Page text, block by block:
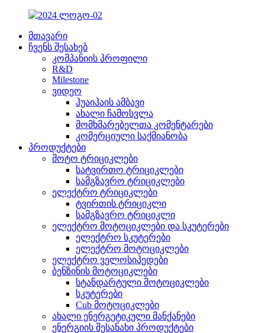
მთავარი
ჩვენს შესახებ
კომპანიის პროფილი
R&D
Milestone
ვიდეო
ჰუაიჰაის ამბავი
ახალი ჩამოსვლა
მომხმარებელთა კომენტარები
კომერციული საქმიანობა
პროდუქტები
მოტო ტრიციკლები
სატვირთო ტრიციკლები
სამგზავრო ტრიციკლები
ელექტრო ტრიციკლები
ტვირთის ტრიციკლი
სამგზავრო ტრიციკლი
ელექტრო მოტოციკლები და სკუტერები
ელექტრო სკუტერები
ელექტრო მოტოციკლები
ელექტრო ველოსიპედები
ბენზინის მოტოციკლები
სტანდარტული მოტოციკლები
სკუტერები
Cub მოტოციკლები
ახალი ენერგეტიკული მანქანები
ენერგიის შესანახი პროდუქტები